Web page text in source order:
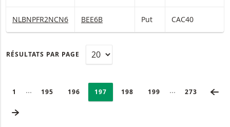
CAC40 Warrants Put Avec barrière désactivante 8 900 et levier
NLBNPFR2NCN6 BEE6B Put CAC40
RÉSULTATS PAR PAGE
PAGE
1 Collapsed pages
PAGE
195 PAGE
196 Selected:
PAGE
197 PAGE
198 PAGE
199 Collapsed
DERNIÈRE
273